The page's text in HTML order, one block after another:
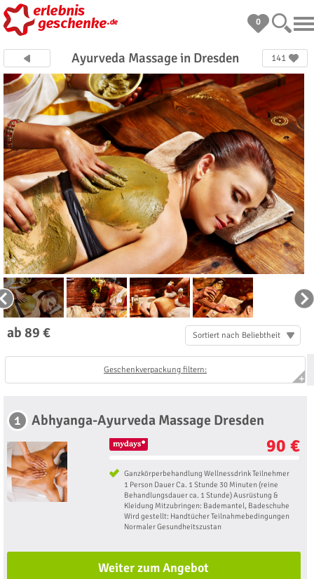
0
Ayurveda Massage in Dresden 141
ab 89 € Sortiert nach Beliebtheit
Geschenkverpackung filtern:
1 Abhyanga-Ayurveda Massage Dresden
90 €
Ganzkörperbehandlung Wellnessdrink Teilnehmer
1 Person Dauer Ca. 1 Stunde 30 Minuten (reine
Behandlungsdauer ca. 1 Stunde) Ausrüstung &
Kleidung Mitzubringen: Bademantel, Badeschuhe
Wird gestellt: Handtücher Teilnahmebedingungen
Normaler Gesundheitszustan
Weiter zum Angebot